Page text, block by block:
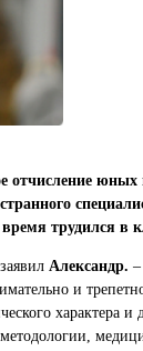
отчисление
трудился
Александр.
и
методологии,